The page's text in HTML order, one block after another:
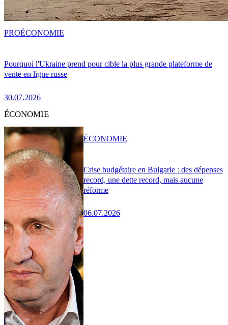
Pourquoi l'Ukraine prend pour cible la plus grande plateforme de
vente en ligne russe
30.07.2026
PROÉCONOMIE
ÉCONOMIE
Crise budgétaire en Bulgarie : des dépenses
record, une dette record, mais aucune
réforme
06.07.2026
ÉCONOMIE